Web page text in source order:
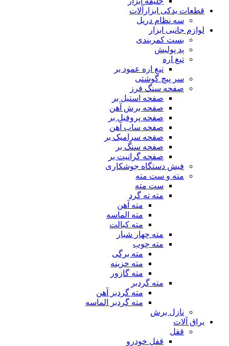
قطعات یدکی ابزارآلات
سه نظام دریل
لوازم جانبی ابزار
بست کمربندی
پد پولیش
تیغ اره
تیغ اره عمود بر
سر پیچ گوشتی
صفحه سنگ فرز
صفحه استیل بر
صفحه برش آهن
صفحه پروفیل بر
صفحه ساب آهن
صفحه سرامیک بر
صفحه سنگ بر
صفحه گرانیت بر
فیش دستگاه جوشکاری
مته و ست مته
ست مته
مته ته گرد
مته آهن
مته الماسه
مته کبالت
مته چهار شیار
مته چوب
مته برگی
مته خزینه
مته گازور
مته گردبر
مته گردبر آهن
مته گردبر الماسه
نازل برش
یراق آلات
قفل
قفل خودرو